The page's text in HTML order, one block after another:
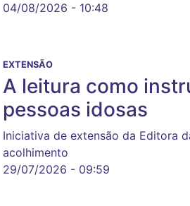
04/08/2026 - 10:48
EXTENSÃO
A leitura como
pessoas idosas
Iniciativa de extensão da Editora
acolhimento
29/07/2026 - 09:59